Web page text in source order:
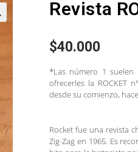
Revista
$40.000
*Las número 1
ofrecerles la ROCKET
desde su comienzo,
Rocket fue una revista
Zig-Zag en 1965. Es